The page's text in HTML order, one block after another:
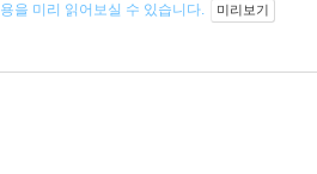
을 미리 읽어보실 수 있습니다. 미리보기